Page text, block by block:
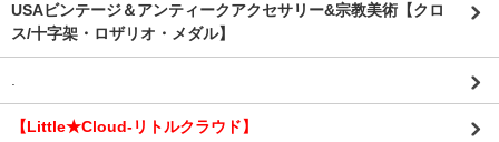
USAビンテージ＆アンティークアクセサリー&宗教美術【クロ
ス/十字架・ロザリオ・メダル】
.
【Little★Cloud-リトルクラウド】